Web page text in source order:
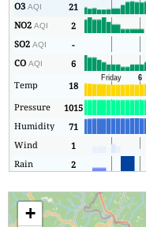
O3AQI 21
NO2AQI 2
SO2AQI -
COAQI 6
Temp
18
Pressure
1015
Humidity
71
Wind
1
Rain
2
+